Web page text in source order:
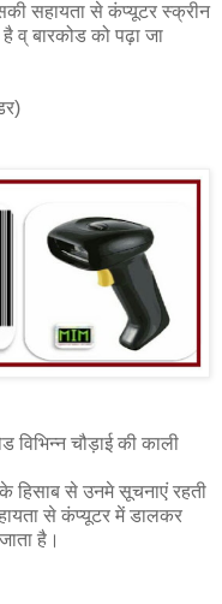
सहायता से कंप्यूटर स्क्रीन
व् बारकोड को पढ़ा जा
विभिन्न चौड़ाई की काली
हिसाब से उनमे सूचनाएं रहती
से कंप्यूटर में डालकर
है।